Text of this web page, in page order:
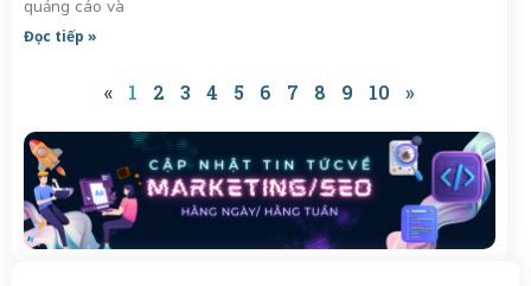
quảng cáo và
Đọc tiếp »
« 1 2 3 4 5 6 7 8 9 10 »